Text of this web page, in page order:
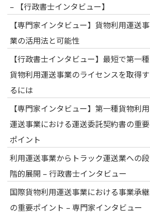
– 【行政書士インタビュー】
【専門家インタビュー】貨物利用運送事
業の活用法と可能性
【行政書士インタビュー】最短で第一種
貨物利用運送事業のライセンスを取得す
るには
【専門家インタビュー】第一種貨物利用
運送事業における運送委託契約書の重要
ポイント
利用運送事業からトラック運送業への段
階的展開 – 行政書士インタビュー
国際貨物利用運送事業における事業承継
の重要ポイント – 専門家インタビュー